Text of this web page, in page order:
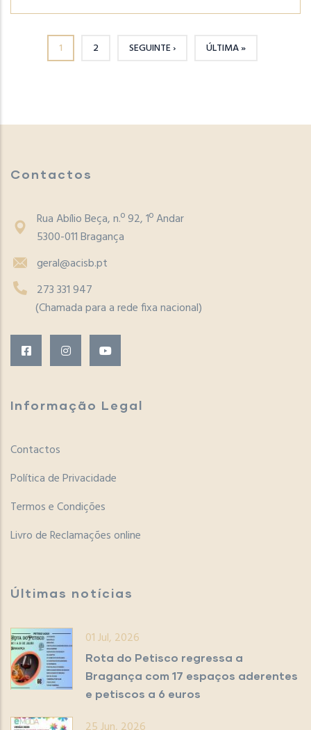
PÁGINA ATUAL
1 PÁGINA
2 PRÓXIMA PÁGINA
SEGUINTE › ÚLTIMA PÁGINA
ÚLTIMA »
Contactos
Rua Abílio Beça, n.º 92, 1º Andar
5300-011 Bragança
geral@acisb.pt
273 331 947
(Chamada para a rede fixa nacional)
Informação Legal
Contactos
Política de Privacidade
Termos e Condições
Livro de Reclamações online
Últimas notícias
01 Jul, 2026
Rota do Petisco regressa a
Bragança com 17 espaços aderentes
e petiscos a 6 euros